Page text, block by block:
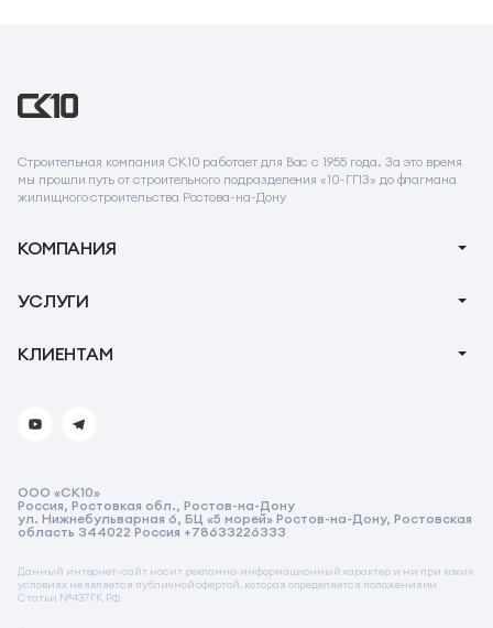
Строительная компания СК10 работает для Вас с 1955 года. За это время
мы прошли путь от строительного подразделения «10-ГПЗ» до флагмана
жилищного строительства Ростова-на-Дону
КОМПАНИЯ
О компании
Акции
УСЛУГИ
Ипотека
КЛИЕНТАМ
Контакты
Реквизиты СК10
Реквизиты на услугу бронирования
ООО «СК10»
Россия, Ростовкая обл., Ростов-на-Дону
ул. Нижнебульварная 6, БЦ «5 морей» Ростов-на-Дону, Ростовская
область 344022 Россия +78633226333
Данный интернет-сайт носит рекламно-информационный характер и ни при каких
условиях не является публичной офертой, которая определяется положениями
Статьи №437 ГК РФ.